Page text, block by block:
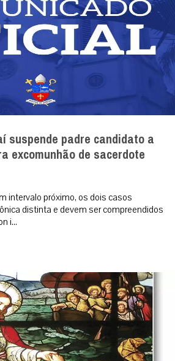
suspende padre candidato a
excomunhão de sacerdote
intervalo próximo, os dois casos
distinta e devem ser compreendidos
i...